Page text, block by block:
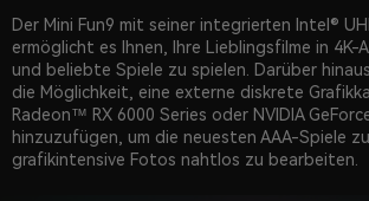
Der Mini Fun9 mit seiner integrierten Intel®
ermöglicht es Ihnen, Ihre Lieblingsfilme in 4K-
und beliebte Spiele zu spielen. Darüber
die Möglichkeit, eine externe diskrete
Radeon™ RX 6000 Series oder NVIDIA
hinzuzufügen, um die neuesten AAA-Spiele
grafikintensive Fotos nahtlos zu bearbeiten.